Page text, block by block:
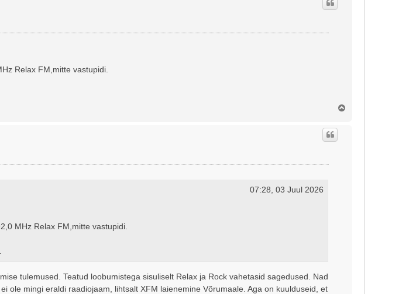
Relax FM,mitte vastupidi.
07:28, 03 Juul 2026
MHz Relax FM,mitte vastupidi.
tulemused. Teatud loobumistega sisuliselt Relax ja Rock vahetasid sagedused. Nad
ole mingi eraldi raadiojaam, lihtsalt XFM laienemine Võrumaale. Aga on kuulduseid, et